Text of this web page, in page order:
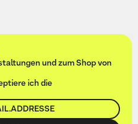
und zum Shop von
ich die